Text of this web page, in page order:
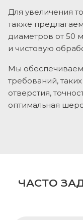
Для увеличения
также
диаметров от 50
и чистовую
Мы обеспечиваем
требований,
отверстия,
оптимальная
ЧАСТО